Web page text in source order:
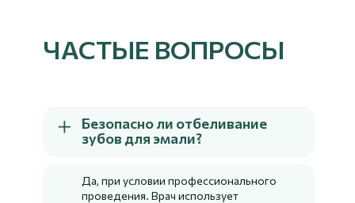
ЧАСТЫЕ ВОПРОСЫ
Безопасно ли отбеливание
зубов для эмали?
Да, при условии профессионального
проведения. Врач использует